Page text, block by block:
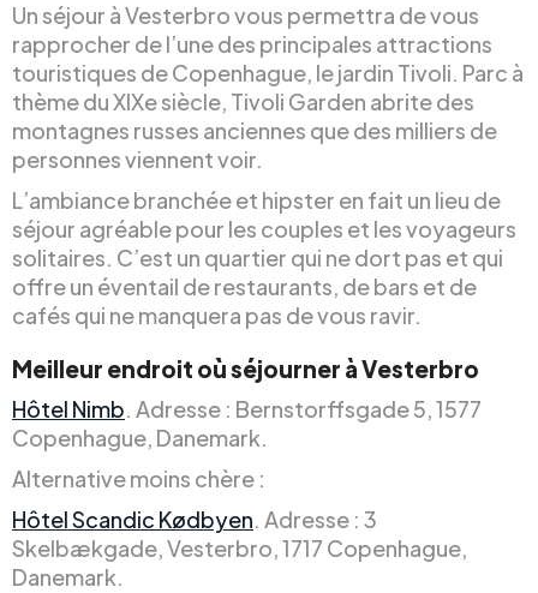
Un séjour à Vesterbro vous permettra de vous
rapprocher de l’une des principales attractions
touristiques de Copenhague, le jardin Tivoli. Parc à
thème du XIXe siècle, Tivoli Garden abrite des
montagnes russes anciennes que des milliers de
personnes viennent voir.
L’ambiance branchée et hipster en fait un lieu de
séjour agréable pour les couples et les voyageurs
solitaires. C’est un quartier qui ne dort pas et qui
offre un éventail de restaurants, de bars et de
cafés qui ne manquera pas de vous ravir.
Meilleur endroit où séjourner à Vesterbro
Hôtel Nimb. Adresse : Bernstorffsgade 5, 1577
Copenhague, Danemark.
Alternative moins chère :
Hôtel Scandic Kødbyen. Adresse : 3
Skelbækgade, Vesterbro, 1717 Copenhague,
Danemark.